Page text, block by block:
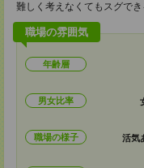
難しく考えなくてもスグで
職場の雰囲気
年齢層
男女比率
職場の様子 活気